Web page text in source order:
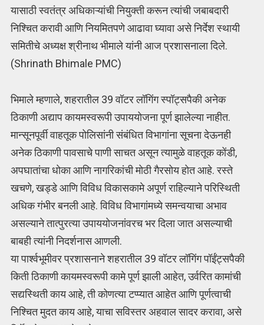
यासाठी स्वतंत्र अधिकाऱ्यांची नियुक्ती करून त्यांची जबाबदारी
निश्चित करावी आणि नियमितपणे आढावा घ्यावा असे निर्देश स्थायी
समितीचे अध्यक्ष श्रीनाथ भीमाले यांनी आज प्रशासनाला दिले.
(Shrinath Bhimale PMC)
भिमाले म्हणाले, शहरातील 39 वॉटर लॉगिंग स्पॉट्सपैकी अनेक
ठिकाणी अद्याप कायमस्वरूपी उपाययोजना पूर्ण झालेल्या नाहीत.
मान्सूनपूर्वी वाहतूक पोलिसांनी संबंधित विभागांना सूचना देऊनही
अनेक ठिकाणी पावसाचे पाणी साचत असून त्यामुळे वाहतूक कोंडी,
अपघातांचा धोका आणि नागरिकांची मोठी गैरसोय होत आहे. रस्ते
खचणे, खड्डे आणि विविध विकासकामे अपूर्ण राहिल्याने परिस्थिती
अधिक गंभीर बनली आहे. विविध विभागांमध्ये समन्वयाचा अभाव
असल्याने तात्पुरत्या उपाययोजनांवरच भर दिला जात असल्याची
बाबही त्यांनी निदर्शनास आणली.
या पार्श्वभूमीवर प्रशासनाने शहरातील 39 वॉटर लॉगिंग पॉईंट्सपैकी
किती ठिकाणी कायमस्वरूपी कामे पूर्ण झाली आहेत, उर्वरित कामांची
सद्यस्थिती काय आहे, ती कोणत्या टप्प्यात आहेत आणि पूर्णत्वाची
निश्चित मुदत काय आहे, याचा सविस्तर अहवाल सादर करावा, असे